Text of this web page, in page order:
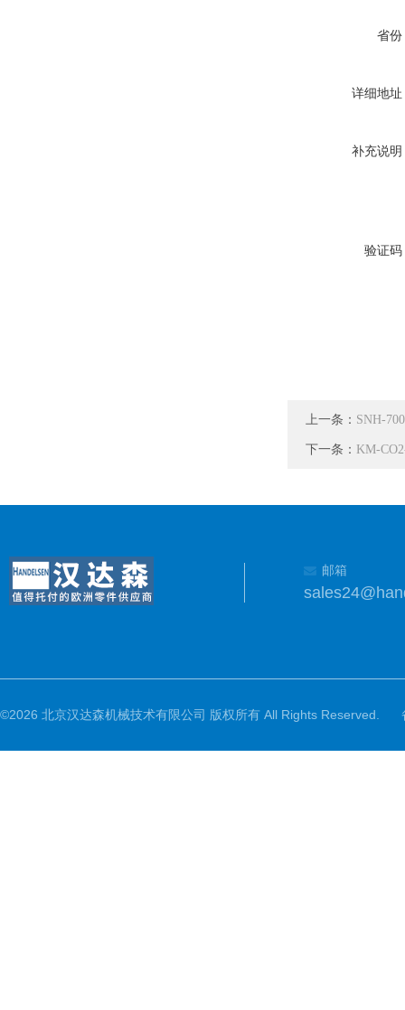
省份
详细地址
补充说明
验证码
上一条： SNH-
下一条： KM-
邮箱
©2026 北京汉达森机械技术有限公司 版权所有 All Rights Reserved.